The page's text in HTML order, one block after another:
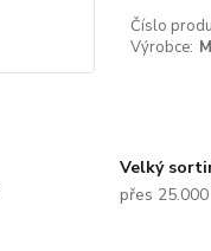
Číslo
Výrobce:
Velký
přes